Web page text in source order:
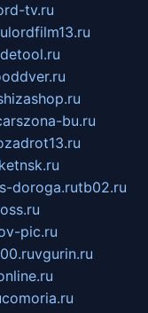
tv.ru
lordfilm13.ru
bu.ru
doroga.rutb02.ru
pic.ru
vgurin.ru